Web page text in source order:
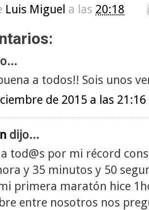
Luis Miguel a las 20:18
a todos!! Sois unos
de 2015 a las 21:16
dijo...
tod@s por mi récord
y 35 minutos y 50
primera maratón hice
entre nosotros nos